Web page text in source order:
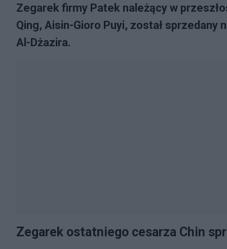
Zegarek firmy Patek należący w
Qing, Aisin-Gioro Puyi, został sprzedany
Al-Dżazira.
Zegarek ostatniego cesarza Chin